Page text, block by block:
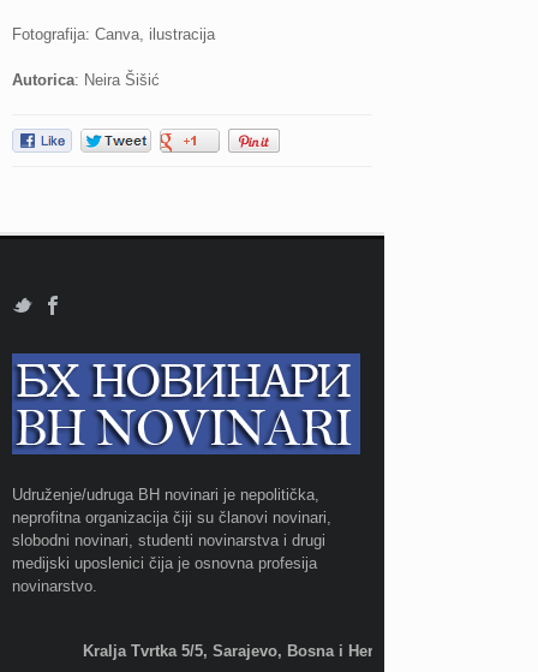
Fotografija: Canva, ilustracija
Autorica: Neira Šišić
Udruženje/udruga BH novinari je nepolitička,
neprofitna organizacija čiji su članovi novinari,
slobodni novinari, studenti novinarstva i drugi
medijski uposlenici čija je osnovna profesija
novinarstvo.
Kralja Tvrtka 5/5, Sarajevo, Bosna i Hercegovina;